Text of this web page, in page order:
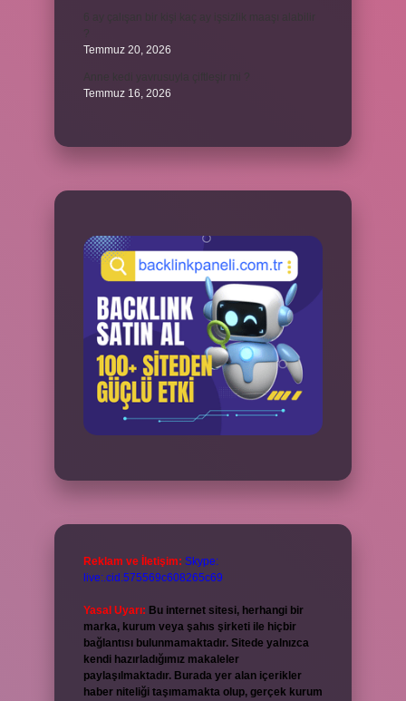
Temmuz 20, 2026
Temmuz 16, 2026
Reklam ve İletişim: Skype:
live:.cid.575569c608265c69
Yasal Uyarı: Bu internet sitesi, herhangi bir
marka, kurum veya şahıs şirketi ile hiçbir
bağlantısı bulunmamaktadır. Sitede yalnızca
kendi hazırladığımız makaleler
paylaşılmaktadır. Burada yer alan içerikler
haber niteliği taşımamakta olup, gerçek kurum